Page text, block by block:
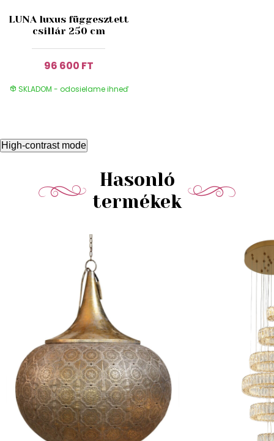
LUNA luxus függesztett
csillár 250 cm
96 600 FT
SKLADOM - odosielame ihneď
High-contrast mode
Hasonló
termékek